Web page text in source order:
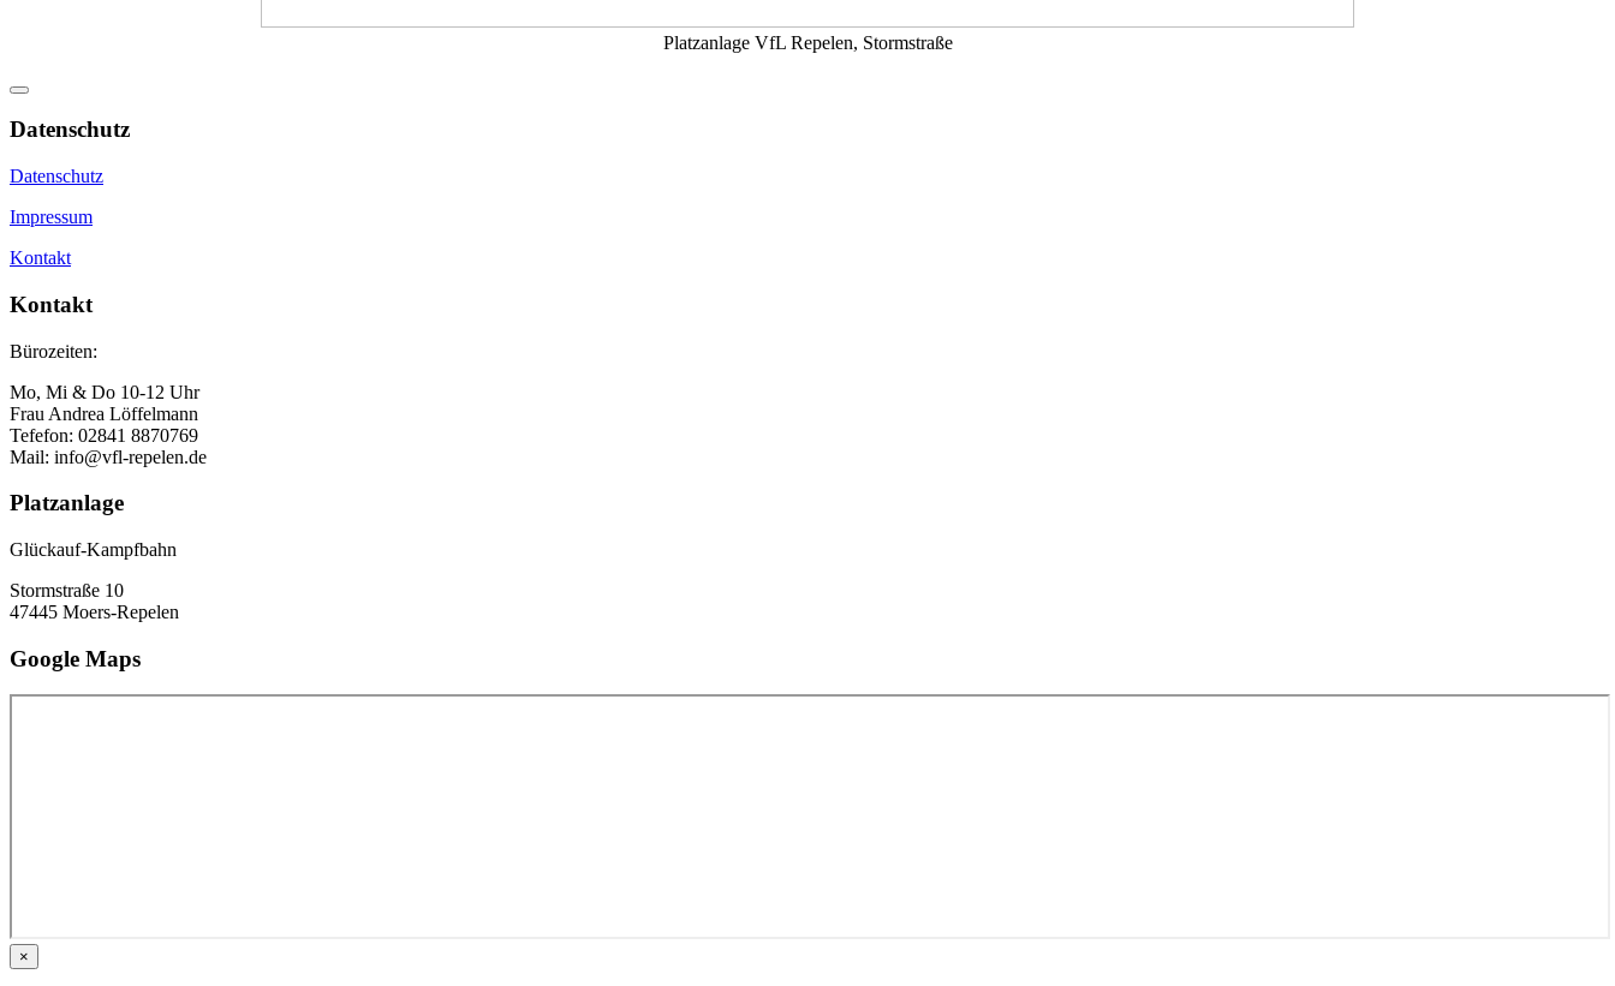
Platzanlage VfL Repelen, Stormstraße
Datenschutz
Datenschutz
Impressum
Kontakt
Kontakt
Bürozeiten:
Mo, Mi & Do 10-12 Uhr
Frau Andrea Löffelmann
Tefefon: 02841 8870769
Mail: info@vfl-repelen.de
Platzanlage
Glückauf-Kampfbahn
Stormstraße 10
47445 Moers-Repelen
Google Maps
×